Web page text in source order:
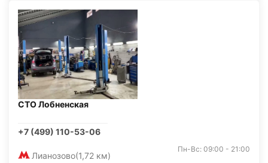
СТО Лобненская
+7 (499) 110-53-06
Лианозово(1,72 км)
Пн-Вс: 09:00 - 21:00